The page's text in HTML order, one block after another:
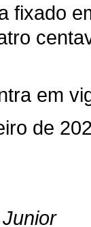
fixado
em
de